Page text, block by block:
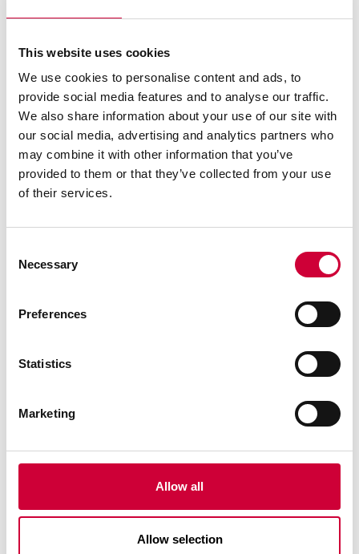
This website uses cookies
We use cookies to personalise content and ads, to
provide social media features and to analyse our traffic.
We also share information about your use of our site with
our social media, advertising and analytics partners who
may combine it with other information that you’ve
provided to them or that they’ve collected from your use
of their services.
Selection
Necessary
Preferences
Statistics
Marketing
Allow all
Allow selection
Minimalistinė vertikalių durų staktos profilių išvaizda.
Profiliai vadinamajam renovacijos montavimui, kurį
sudaro konstrukcijos
montavimas ant seno rėmo, užmaskuoto aliuminio
kampuočiais.
Susijusios sistemos